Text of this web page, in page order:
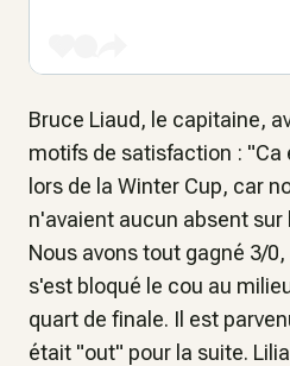
Bruce Liaud, le capitaine,
motifs de satisfaction : "Ca
lors de la Winter Cup, car
n'avaient aucun absent
Nous avons tout gagné 3/
s'est bloqué le cou au
quart de finale. Il est
était "out" pour la suite.